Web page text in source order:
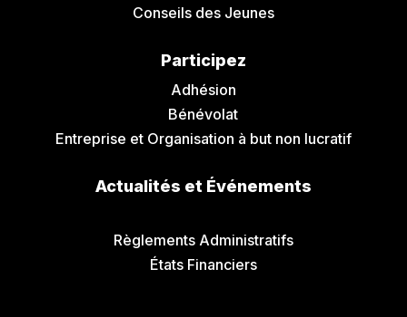
Conseils des Jeunes
Participez
Adhésion
Bénévolat
Entreprise et Organisation à but non lucratif
Actualités et Événements
Règlements Administratifs
États Financiers